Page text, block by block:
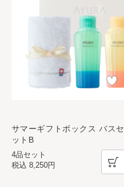
サマーギフトボックス バスセ
ットB
4品セット
税込 8,250円